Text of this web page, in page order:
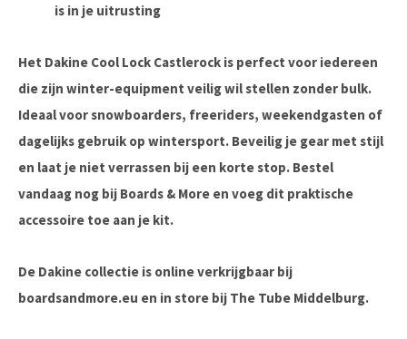
is in je uitrusting
Het Dakine Cool Lock Castlerock is perfect voor iedereen
die zijn winter-equipment veilig wil stellen zonder bulk.
Ideaal voor snowboarders, freeriders, weekendgasten of
dagelijks gebruik op wintersport. Beveilig je gear met stijl
en laat je niet verrassen bij een korte stop. Bestel
vandaag nog bij Boards & More en voeg dit praktische
accessoire toe aan je kit.
De Dakine collectie is online verkrijgbaar bij
boardsandmore.eu en in store bij The Tube Middelburg.